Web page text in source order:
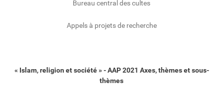
Bureau central des cultes
Appels à projets de recherche
« Islam, religion et société » - AAP 2021 Axes, thèmes et sous-
thèmes